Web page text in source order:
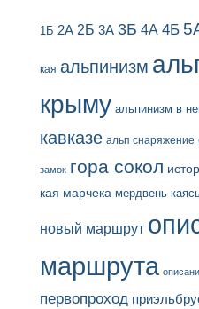
1Б 2А 2Б 3А 3Б 4А 4Б
кая альпинизм
крыму альпинизм в
кавказе альп снаряжение
замок гора сокол
кая марчека мердвень
новый маршрут
маршрута
первопроход